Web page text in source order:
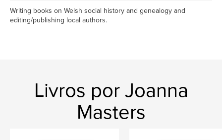
Writing books on Welsh social history and genealogy and
editing/publishing local authors.
Livros por Joanna
Masters